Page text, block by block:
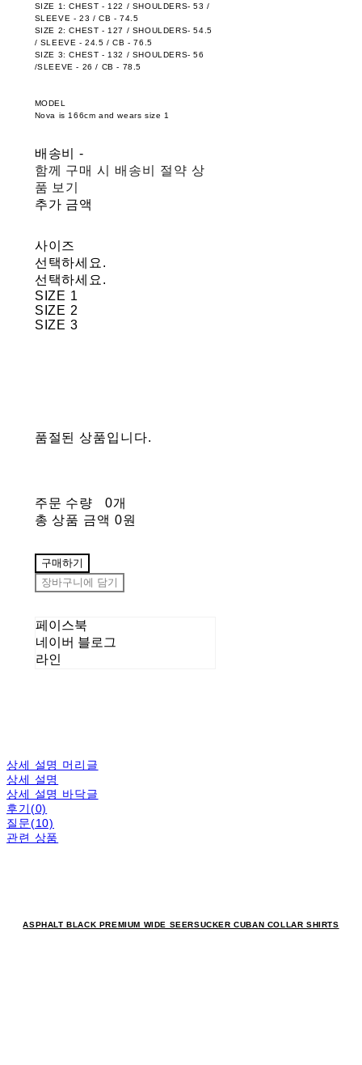
SIZE 1: CHEST - 122 / SHOULDERS- 53 /
SLEEVE - 23 / CB - 74.5
SIZE 2: CHEST - 127 / SHOULDERS- 54.5
/ SLEEVE - 24.5 / CB - 76.5
SIZE 3: CHEST - 132 / SHOULDERS- 56
/SLEEVE - 26 / CB - 78.5
MODEL
Nova is 166cm and wears size 1
배송비-
함께 구매 시 배송비 절약 상
품 보기
추가 금액
사이즈
선택하세요.
선택하세요.
SIZE 1
SIZE 2
SIZE 3
품절된 상품입니다.
주문 수량
0개
총 상품 금액 0원
구매하기
장바구니에 담기
페이스북
네이버 블로그
라인
상세 설명 머리글
상세 설명
상세 설명 바닥글
후기(0)
질문(10)
관련 상품
ASPHALT BLACK PREMIUM WIDE SEERSUCKER CUBAN COLLAR SHIRTS